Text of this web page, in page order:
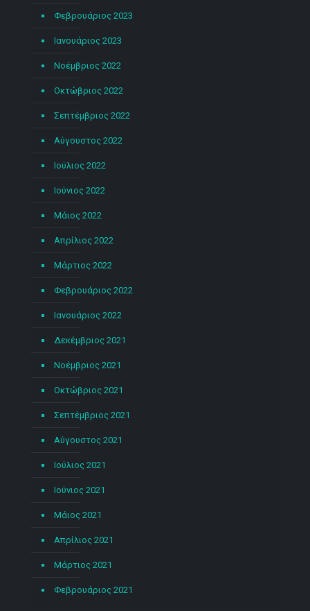
Φεβρουάριος 2023
Ιανουάριος 2023
Νοέμβριος 2022
Οκτώβριος 2022
Σεπτέμβριος 2022
Αύγουστος 2022
Ιούλιος 2022
Ιούνιος 2022
Μάιος 2022
Απρίλιος 2022
Μάρτιος 2022
Φεβρουάριος 2022
Ιανουάριος 2022
Δεκέμβριος 2021
Νοέμβριος 2021
Οκτώβριος 2021
Σεπτέμβριος 2021
Αύγουστος 2021
Ιούλιος 2021
Ιούνιος 2021
Μάιος 2021
Απρίλιος 2021
Μάρτιος 2021
Φεβρουάριος 2021